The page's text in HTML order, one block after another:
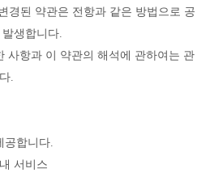
경된 약관은 전항과 같은 방법으로 공
생합니다.
사항과 이 약관의 해석에 관하여는 관
.
합니다.
서비스